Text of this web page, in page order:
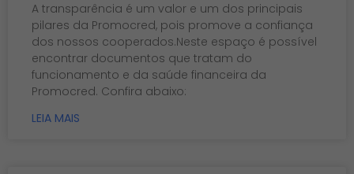
A transparência é um valor e um dos principais
pilares da Promocred, pois promove a confiança
dos nossos cooperados.Neste espaço é possível
encontrar documentos que tratam do
funcionamento e da saúde financeira da
Promocred. Confira abaixo:
LEIA MAIS